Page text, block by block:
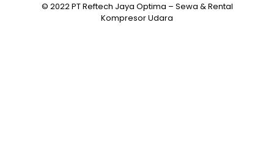
© 2022 PT Reftech Jaya Optima – Sewa & Rental
Kompresor Udara